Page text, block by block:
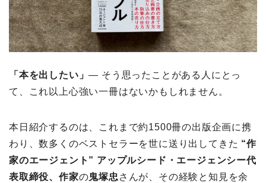
「本を出したい」― そう思ったことがある人にとっ
て、これ以上心強い一冊はないかもしれません。
本日紹介するのは、これまで約1500冊の出版企画に携
わり、数多くのベストセラーを世に送り出してきた “作
家のエージェント” アップルシード・エージェンシー代
表取締役、作家の鬼塚忠 さんが、その経験と知見を余